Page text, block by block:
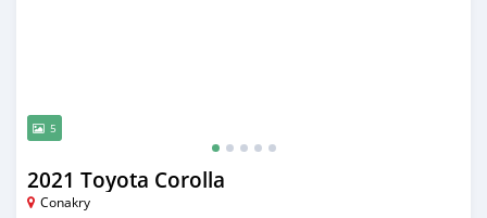
5
2021 Toyota Corolla
Conakry